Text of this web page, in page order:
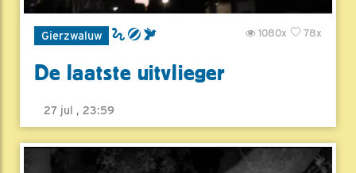
Gierzwaluw 78x
1080x
De laatste uitvlieger
27 jul , 23:59